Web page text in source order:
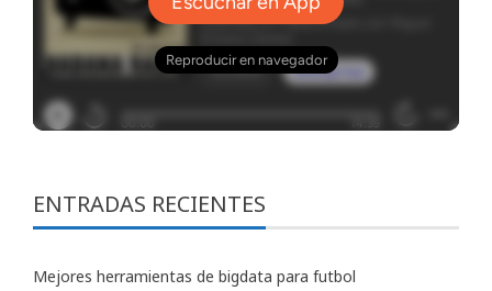
ENTRADAS RECIENTES
Mejores herramientas de bigdata para futbol